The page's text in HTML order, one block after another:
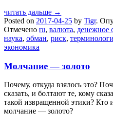
читать дальше →
Posted on 2017-04-25 by Tigr.
Отмечено ru, валюта, денежное
наука, обман, риск,
экономика
Молчание — золото
Почему, откуда взялось это?
сказать, и болтают те, кому
такой извращенной этики? Кто
молчание — золото?